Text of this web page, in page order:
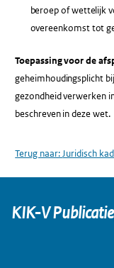
beroep of wettelijk
overeenkomst tot
Toepassing voor de
geheimhoudingsplicht
gezondheid verwerken
beschreven in deze wet.
Terug naar:Juridisch
KIK-V